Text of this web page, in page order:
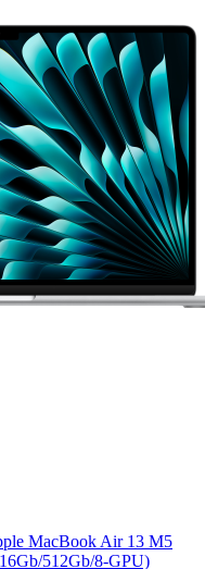
MacBook Air 13 M5
512Gb/8-GPU)